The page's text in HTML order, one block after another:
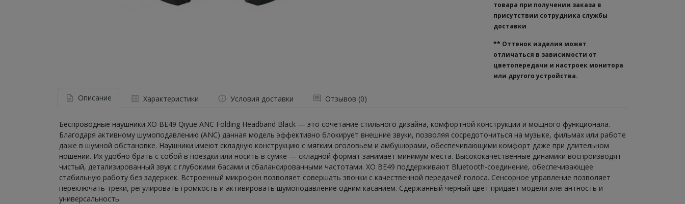
товара при получении заказа в
присутствии сотрудника службы
доставки
** Оттенок изделия может
отличаться в зависимости от
цветопередачи и настроек монитора
или другого устройства.
Описание Характеристики Условия доставки Отзывов (0)
Беспроводные наушники XO BE49 Qiyue ANC Folding Headband Black — это сочетание стильного дизайна, комфортной конструкции и мощного функционала.
Благодаря активному шумоподавлению (ANC) данная модель эффективно блокирует внешние звуки, позволяя сосредоточиться на музыке, фильмах или работе
даже в шумной обстановке. Наушники имеют складную конструкцию с мягким оголовьем и амбушюрами, обеспечивающими комфорт даже при длительном
ношении. Их удобно брать с собой в поездки или носить в сумке — складной формат занимает минимум места. Высококачественные динамики воспроизводят
чистый, детализированный звук с глубокими басами и сбалансированными частотами. XO BE49 поддерживают Bluetooth-соединение, обеспечивающее
стабильную работу без задержек. Встроенный микрофон позволяет совершать звонки с качественной передачей голоса. Сенсорное управление позволяет
переключать треки, регулировать громкость и активировать шумоподавление одним касанием. Сдержанный чёрный цвет придаёт модели элегантность и
универсальность.